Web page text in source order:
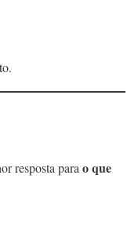
resposta para o que